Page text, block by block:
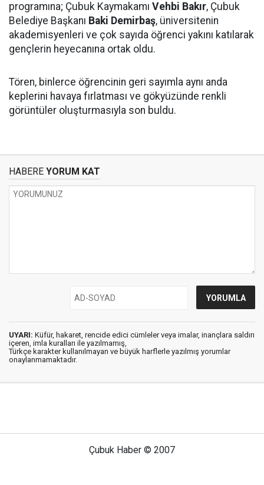
programına; Çubuk Kaymakamı Vehbi Bakır, Çubuk
Belediye Başkanı Baki Demirbaş, üniversitenin
akademisyenleri ve çok sayıda öğrenci yakını katılarak
gençlerin heyecanına ortak oldu.
Tören, binlerce öğrencinin geri sayımla aynı anda
keplerini havaya fırlatması ve gökyüzünde renkli
görüntüler oluşturmasıyla son buldu.
HABERE YORUM KAT
UYARI: Küfür, hakaret, rencide edici cümleler veya imalar, inançlara saldırı
içeren, imla kuralları ile yazılmamış,
Türkçe karakter kullanılmayan ve büyük harflerle yazılmış yorumlar
onaylanmamaktadır.
Çubuk Haber © 2007